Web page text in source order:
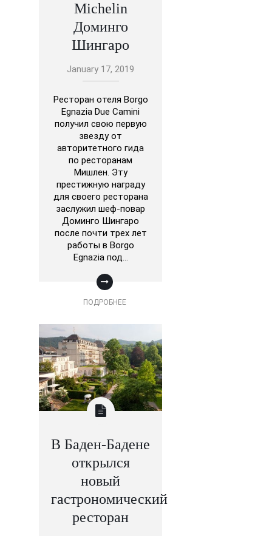
Michelin
Доминго
Шингаро
January 17, 2019
Ресторан отеля Borgo
Egnazia Due Camini
получил свою первую
звезду от
авторитетного гида
по ресторанам
Мишлен. Эту
престижную награду
для своего ресторана
заслужил шеф-повар
Доминго Шингаро
после почти трех лет
работы в Borgo
Egnazia под…
ПОДРОБНЕЕ
В Баден-Бадене
открылся
новый
гастрономический
ресторан